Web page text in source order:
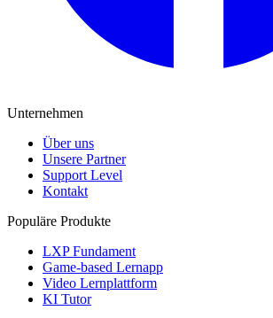
Unternehmen
Über uns
Unsere Partner
Support Level
Kontakt
Populäre Produkte
LXP Fundament
Game-based Lernapp
Video Lernplattform
KI Tutor